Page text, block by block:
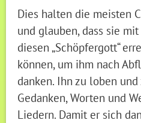
Dies halten die meisten
und glauben, dass sie
diesen „Schöpfergott“
können, um ihm nach
danken. Ihn zu loben und
Gedanken, Worten und
Liedern. Damit er sich